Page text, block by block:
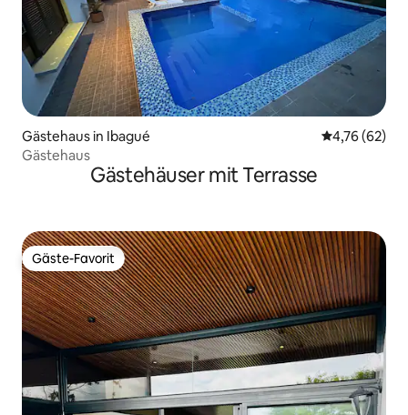
Gästehaus in Ibagué
4,76 (62)
Gästehaus
Gästehäuser mit Terrasse
Gäste-Favorit
Gäste-Favorit